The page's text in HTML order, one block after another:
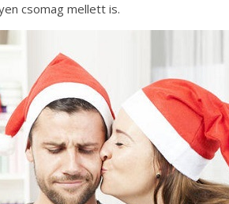
csomag mellett is.